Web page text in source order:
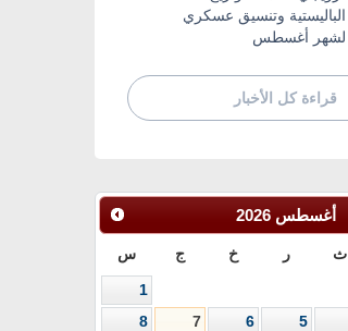
الباليستية وتنسيق عسكري
لشهر أغسطس
قراءة كل الأخبار
أغسطس 2026
ث ر خ ج س
1
5
6
7
8